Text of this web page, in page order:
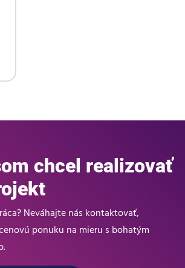
chcel realizovať
Neváhajte nás kontaktovať,
ponuku na mieru s bohatým